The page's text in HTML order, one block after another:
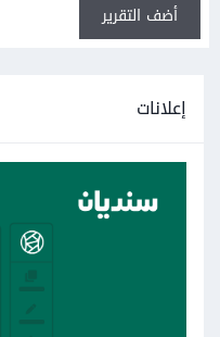
أضف التقرير
إعلانات